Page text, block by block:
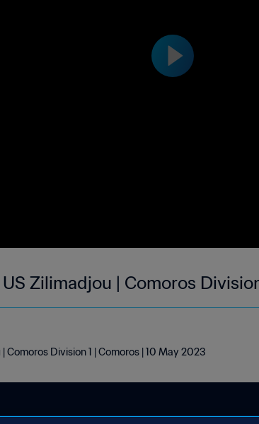
Zilimadjou | Comoros
Comoros Division 1 | Comoros | 10 May 2023